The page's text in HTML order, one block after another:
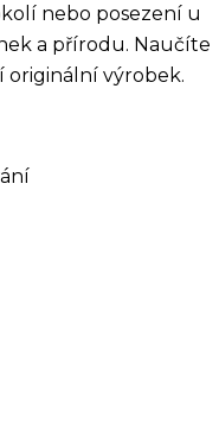
nebo posezení u
a přírodu. Naučíte
originální výrobek.